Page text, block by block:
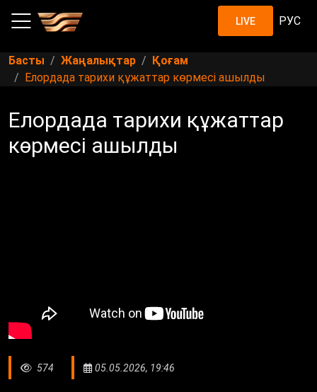
LIVE РУС
Басты Жаңалықтар
Қоғам
Елордада тарихи құжаттар көрмесі ашылды
Елордада тарихи құжаттар
көрмесі ашылды
574 05.05.2026, 19:46